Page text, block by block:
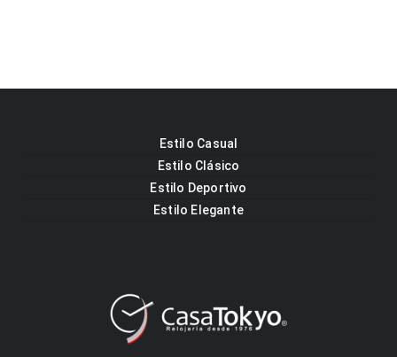
Estilo Casual
Estilo Clásico
Estilo Deportivo
Estilo Elegante